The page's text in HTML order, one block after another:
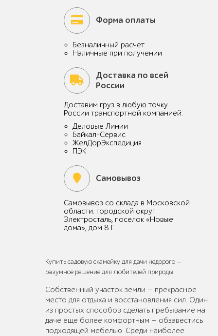
Форма оплаты
Безналичный расчет
Наличные при получении
Доставка по всей
России
Доставим груз в любую точку
России транспортной компанией:
Деловые Линии
Байкал-Сервис
ЖелДорЭкспедиция
ПЭК
Самовывоз
Самовывоз со склада в Московской
области: городской округ
Электросталь, поселок «Новые
дома», дом 8 Г.
Купить садовую скамейку для дачи недорого —
разумное решение для любителей природы.
Собственный участок земли — прекрасное
место для отдыха и восстановления сил. Один
из простых способов сделать пребывание на
даче еще более комфортным — обзавестись
подходящей мебелью. Среди наиболее